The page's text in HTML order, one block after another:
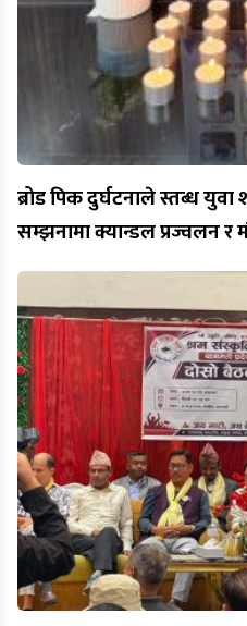
ब्रोड पिक दुर्घटनाले स्तब्ध
सम्झनामा क्यान्डल प्रज्वलन र